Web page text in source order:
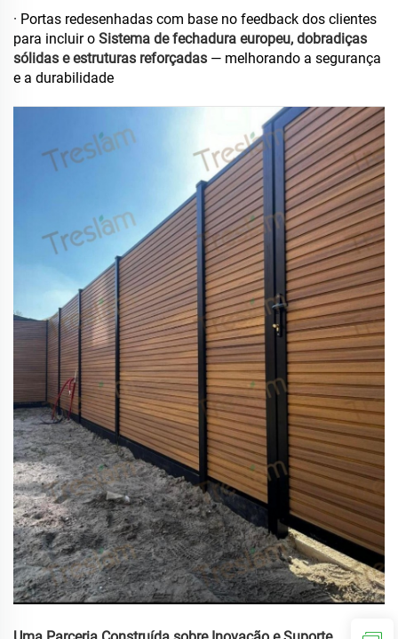
· Portas redesenhadas com base no feedback dos clientes
para incluir o Sistema de fechadura europeu, dobradiças
sólidas e estruturas reforçadas — melhorando a segurança
e a durabilidade